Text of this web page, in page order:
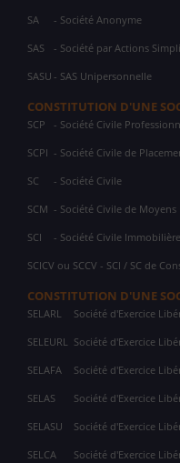
SA - Société Anonyme
SAS - Société par Actions
SASU - SAS Unipersonnelle
CONSTITUTION D'UNE
SCP - Société Civile
SCPI - Société Civile de
SC - Société Civile
SCM - Société Civile de Moyens
SCI - Société Civile Immobilière
SCICV ou SCCV - SCI / SC de
CONSTITUTION D'UNE
SELARL Société d'Exercice
SELEURL Société d'Exercice
SELAFA Société d'Exercice
SELAS Société d'Exercice
SELASU Société d'Exercice
SELCA Société d'Exercice